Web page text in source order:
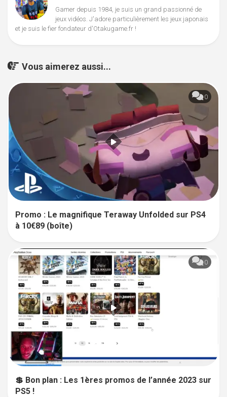
Gamer depuis 1984, je suis un grand passionné de
jeux vidéos. J'adore particulièrement les jeux japonais
et je suis le fier fondateur d'Otakugame.fr !
Vous aimerez aussi...
0
Promo : Le magnifique Teraway Unfolded sur PS4
à 10€89 (boîte)
0
💲 Bon plan : Les 1ères promos de l’année 2023 sur
PS5 !